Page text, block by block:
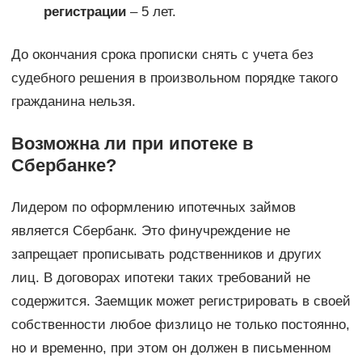
регистрации– 5 лет.
До окончания срока прописки снять с учета без
судебного решения в произвольном порядке такого
гражданина нельзя.
Возможна ли при ипотеке в
Сбербанке?
Лидером по оформлению ипотечных займов
является Сбербанк. Это финучреждение не
запрещает прописывать родственников и других
лиц. В договорах ипотеки таких требований не
содержится. Заемщик может регистрировать в своей
собственности любое физлицо не только постоянно,
но и временно, при этом он должен в письменном